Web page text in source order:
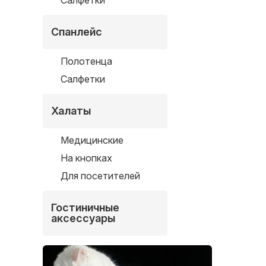
Спанлейс
Полотенца
Салфетки
Халаты
Медицинские
На кнопках
Для посетителей
Гостиничные
аксессуары